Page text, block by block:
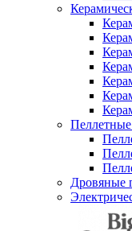
Дровяные